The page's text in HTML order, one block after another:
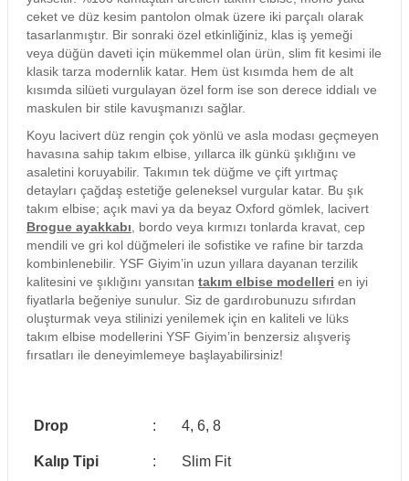
ceket ve düz kesim pantolon olmak üzere iki parçalı olarak
tasarlanmıştır. Bir sonraki özel etkinliğiniz, klas iş yemeği
veya düğün daveti için mükemmel olan ürün, slim fit kesimi ile
klasik tarza modernlik katar. Hem üst kısımda hem de alt
kısımda silüeti vurgulayan özel form ise son derece iddialı ve
maskulen bir stile kavuşmanızı sağlar.
Koyu lacivert düz rengin çok yönlü ve asla modası geçmeyen
havasına sahip takım elbise, yıllarca ilk günkü şıklığını ve
asaletini koruyabilir. Takımın tek düğme ve çift yırtmaç
detayları çağdaş estetiğe geleneksel vurgular katar. Bu şık
takım elbise; açık mavi ya da beyaz Oxford gömlek, lacivert
Brogue ayakkabı , bordo veya kırmızı tonlarda kravat, cep
mendili ve gri kol düğmeleri ile sofistike ve rafine bir tarzda
kombinlenebilir. YSF Giyim’in uzun yıllara dayanan terzilik
kalitesini ve şıklığını yansıtan takım elbise modelleri en iyi
fiyatlarla beğeniye sunulur. Siz de gardırobunuzu sıfırdan
oluşturmak veya stilinizi yenilemek için en kaliteli ve lüks
takım elbise modellerini YSF Giyim’in benzersiz alışveriş
fırsatları ile deneyimlemeye başlayabilirsiniz!
Drop : 4, 6, 8
Kalıp Tipi : Slim Fit